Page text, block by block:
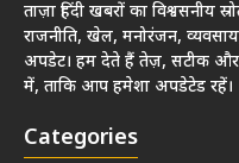
ताज़ा हिंदी खबरों का विश्वसनीय
राजनीति, खेल, मनोरंजन,
अपडेट। हम देते हैं तेज़, सटीक और
में, ताकि आप हमेशा अपडेटेड रहें।
Categories